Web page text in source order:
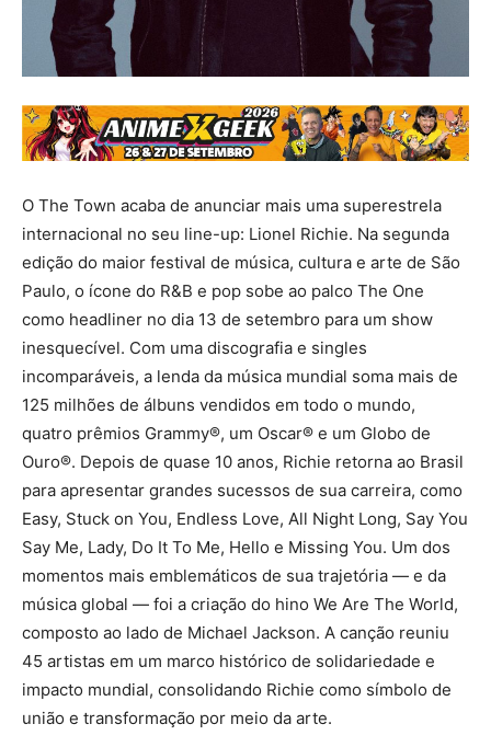
O The Town acaba de anunciar mais uma superestrela
internacional no seu line-up: Lionel Richie. Na segunda
edição do maior festival de música, cultura e arte de São
Paulo, o ícone do R&B e pop sobe ao palco The One
como headliner no dia 13 de setembro para um show
inesquecível. Com uma discografia e singles
incomparáveis, a lenda da música mundial soma mais de
125 milhões de álbuns vendidos em todo o mundo,
quatro prêmios Grammy®, um Oscar® e um Globo de
Ouro®. Depois de quase 10 anos, Richie retorna ao Brasil
para apresentar grandes sucessos de sua carreira, como
Easy, Stuck on You, Endless Love, All Night Long, Say You
Say Me, Lady, Do It To Me, Hello e Missing You. Um dos
momentos mais emblemáticos de sua trajetória — e da
música global — foi a criação do hino We Are The World,
composto ao lado de Michael Jackson. A canção reuniu
45 artistas em um marco histórico de solidariedade e
impacto mundial, consolidando Richie como símbolo de
união e transformação por meio da arte.